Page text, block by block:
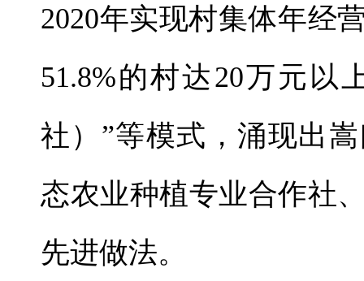
2020年实现村集体年经
51.8%的村达20万元以
社）”等模式，涌现出
态农业种植专业合作社
先进做法。